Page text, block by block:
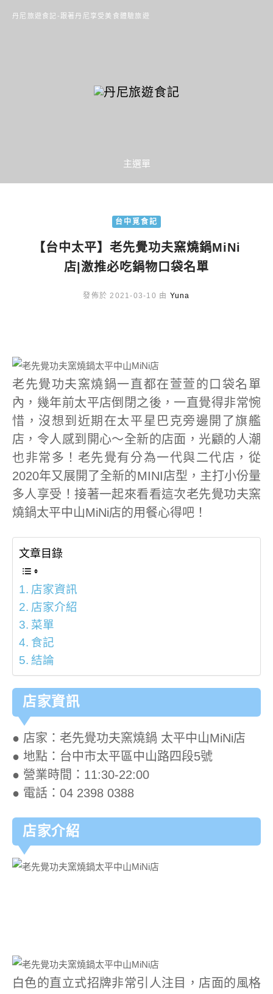
丹尼旅遊食記-跟著丹尼享受美食體驗旅遊
主選單
台中覓食記
【台中太平】老先覺功夫窯燒鍋MiNi
店|激推必吃鍋物口袋名單
發佈於 2021-03-10 由 Yuna
老先覺功夫窯燒鍋一直都在萱萱的口袋名單
內，幾年前太平店倒閉之後，一直覺得非常惋
惜，沒想到近期在太平星巴克旁邊開了旗艦
店，令人感到開心～全新的店面，光顧的人潮
也非常多！老先覺有分為一代與二代店，從
2020年又展開了全新的MINI店型，主打小份量
多人享受！接著一起來看看這次老先覺功夫窯
燒鍋太平中山MiNi店的用餐心得吧！
文章目錄
店家資訊
店家介紹
菜單
食記
結論
店家資訊
● 店家：老先覺功夫窯燒鍋 太平中山MiNi店
● 地點：台中市太平區中山路四段5號
● 營業時間：11:30-22:00
● 電話：04 2398 0388
店家介紹
白色的直立式招牌非常引人注目，店面的風格